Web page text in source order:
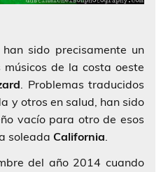
sido precisamente un
de la costa oeste
. Problemas traducidos
y otros en salud, han sido
vacío para otro de esos
soleada California.
del año 2014 cuando